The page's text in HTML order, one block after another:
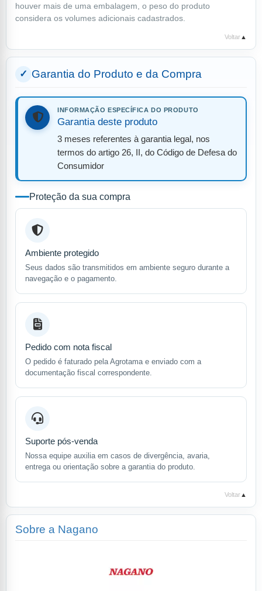
houver mais de uma embalagem, o peso do produto
considera os volumes adicionais cadastrados.
Voltar ▲
Garantia do Produto e da Compra
INFORMAÇÃO ESPECÍFICA DO PRODUTO
Garantia deste produto
3 meses referentes à garantia legal, nos
termos do artigo 26, II, do Código de Defesa do
Consumidor
Proteção da sua compra
Ambiente protegido
Seus dados são transmitidos em ambiente seguro durante a
navegação e o pagamento.
Pedido com nota fiscal
O pedido é faturado pela Agrotama e enviado com a
documentação fiscal correspondente.
Suporte pós-venda
Nossa equipe auxilia em casos de divergência, avaria,
entrega ou orientação sobre a garantia do produto.
Voltar ▲
Sobre a Nagano